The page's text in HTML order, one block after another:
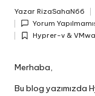
by
Yazar RizaSahaN66
Yorum
Posted
Hyprer-v &
Merhaba,
Bu blog yazımızda